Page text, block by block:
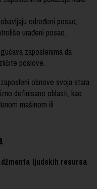
određeni posao;
urađeni posao.
zaposlenima da
poslove.
obnove svoja stara
definisane oblasti, kao
mašinom ili
ljudskih resursa